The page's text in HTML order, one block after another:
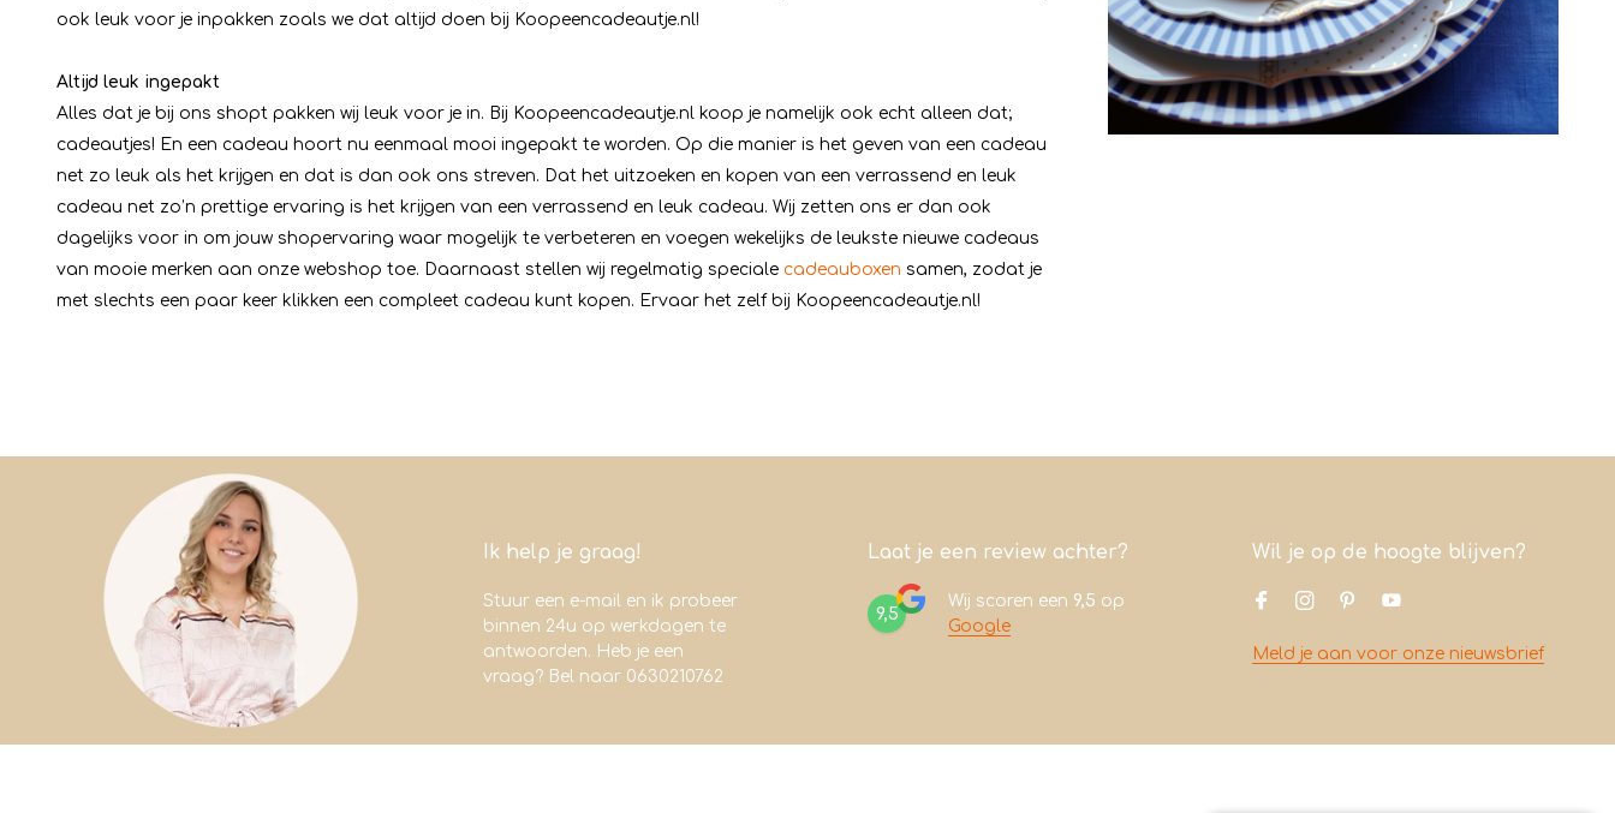
ook leuk voor je inpakken zoals we dat altijd doen bij Koopeencadeautje.nl!
Altijd leuk ingepakt
Alles dat je bij ons shopt pakken wij leuk voor je in. Bij Koopeencadeautje.nl koop je namelijk ook echt alleen dat;
cadeautjes! En een cadeau hoort nu eenmaal mooi ingepakt te worden. Op die manier is het geven van een cadeau
net zo leuk als het krijgen en dat is dan ook ons streven. Dat het uitzoeken en kopen van een verrassend en leuk
cadeau net zo’n prettige ervaring is het krijgen van een verrassend en leuk cadeau. Wij zetten ons er dan ook
dagelijks voor in om jouw shopervaring waar mogelijk te verbeteren en voegen wekelijks de leukste nieuwe cadeaus
van mooie merken aan onze webshop toe. Daarnaast stellen wij regelmatig speciale cadeauboxen samen, zodat je
met slechts een paar keer klikken een compleet cadeau kunt kopen. Ervaar het zelf bij Koopeencadeautje.nl!
Ik help je graag!
Stuur een e-mail en ik probeer
binnen 24u op werkdagen te
antwoorden. Heb je een
vraag? Bel naar 0630210762
Laat je een review achter?
9,5
Wij scoren een 9,5 op
Google
Wil je op de hoogte blijven?
Meld je aan voor onze nieuwsbrief